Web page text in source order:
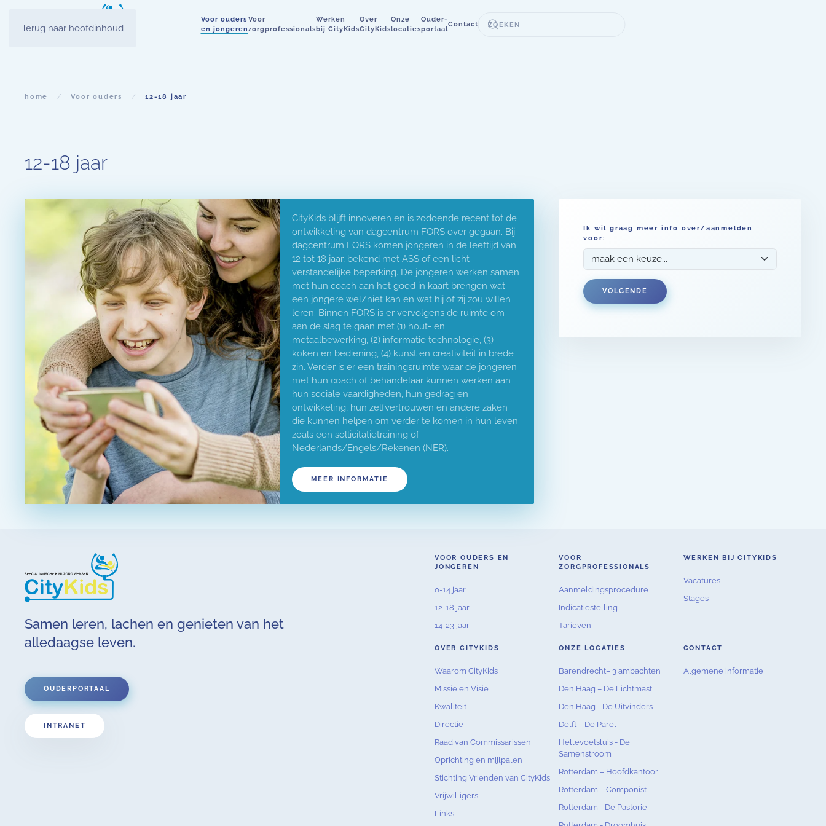
Terug naar hoofdinhoud
Voor ouders
en jongeren
Voor
zorgprofessionals
Werken
bij CityKids
Over
CityKids
Onze
locaties
Ouder-
portaal
Contact
home Voor ouders 12-18 jaar
12-18 jaar
CityKids blijft innoveren en is zodoende recent tot de
ontwikkeling van dagcentrum FORS over gegaan. Bij
dagcentrum FORS komen jongeren in de leeftijd van
12 tot 18 jaar, bekend met ASS of een licht
verstandelijke beperking. De jongeren werken samen
met hun coach aan het goed in kaart brengen wat
een jongere wel/niet kan en wat hij of zij zou willen
leren. Binnen FORS is er vervolgens de ruimte om
aan de slag te gaan met (1) hout- en
metaalbewerking, (2) informatie technologie, (3)
koken en bediening, (4) kunst en creativiteit in brede
zin. Verder is er een trainingsruimte waar de jongeren
met hun coach of behandelaar kunnen werken aan
hun sociale vaardigheden, hun gedrag en
ontwikkeling, hun zelfvertrouwen en andere zaken
die kunnen helpen om verder te komen in hun leven
zoals een sollicitatietraining of
Nederlands/Engels/Rekenen (NER).
MEER INFORMATIE
Ik wil graag meer info over/aanmelden
voor:
VOLGENDE
Samen leren, lachen en genieten van het
alledaagse leven.
OUDERPORTAAL
INTRANET
VOOR OUDERS EN
JONGEREN
0-14 jaar
12-18 jaar
14-23 jaar
VOOR
ZORGPROFESSIONALS
Aanmeldingsprocedure
Indicatiestelling
Tarieven
WERKEN BIJ CITYKIDS
Vacatures
Stages
OVER CITYKIDS
Waarom CityKids
Missie en Visie
Kwaliteit
Directie
Raad van Commissarissen
Oprichting en mijlpalen
Stichting Vrienden van CityKids
Vrijwilligers
Links
ONZE LOCATIES
Barendrecht– 3 ambachten
Den Haag – De Lichtmast
Den Haag - De Uitvinders
Delft – De Parel
Hellevoetsluis - De
Samenstroom
Rotterdam – Hoofdkantoor
Rotterdam – Componist
Rotterdam - De Pastorie
CONTACT
Algemene informatie